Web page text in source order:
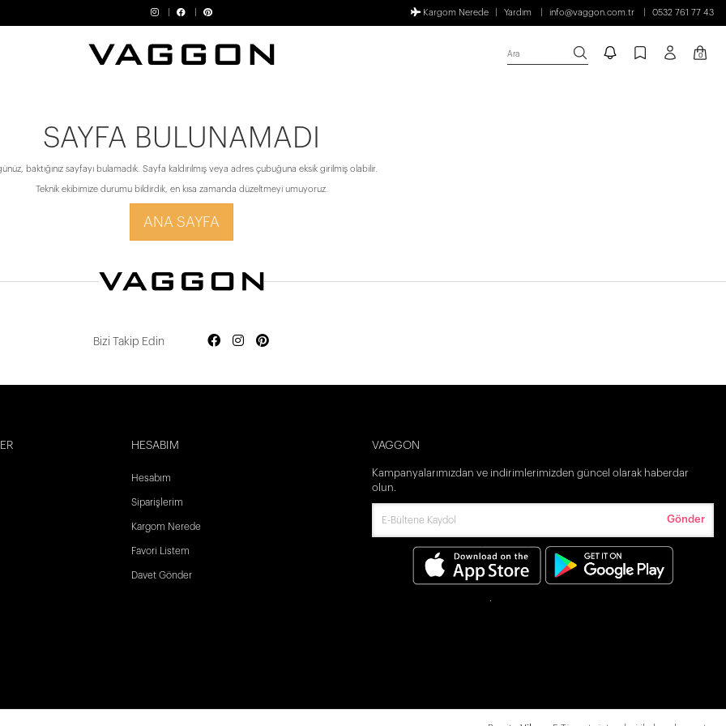
Kargom Nerede Yardım info@vaggon.com.tr 0532 761 77 43
Ara 0
SAYFA BULUNAMADI
baktığınız sayfayı bulamadık. Sayfa kaldırılmış veya adres çubuğuna eksik girilmiş olabilir.
Teknik ekibimize durumu bildirdik, en kısa zamanda düzeltmeyi umuyoruz.
ANA SAYFA
Bizi Takip Edin
HESABIM
Hesabım
Siparişlerim
Kargom Nerede
Favori Listem
Davet Gönder
VAGGON
Kampanyalarımızdan ve indirimlerimizden güncel olarak haberdar
olun.
Gönder